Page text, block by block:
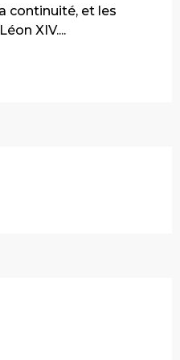
continuité, et les
XIV....